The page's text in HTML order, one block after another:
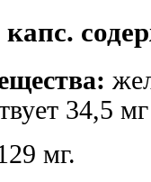
34,5
мг.